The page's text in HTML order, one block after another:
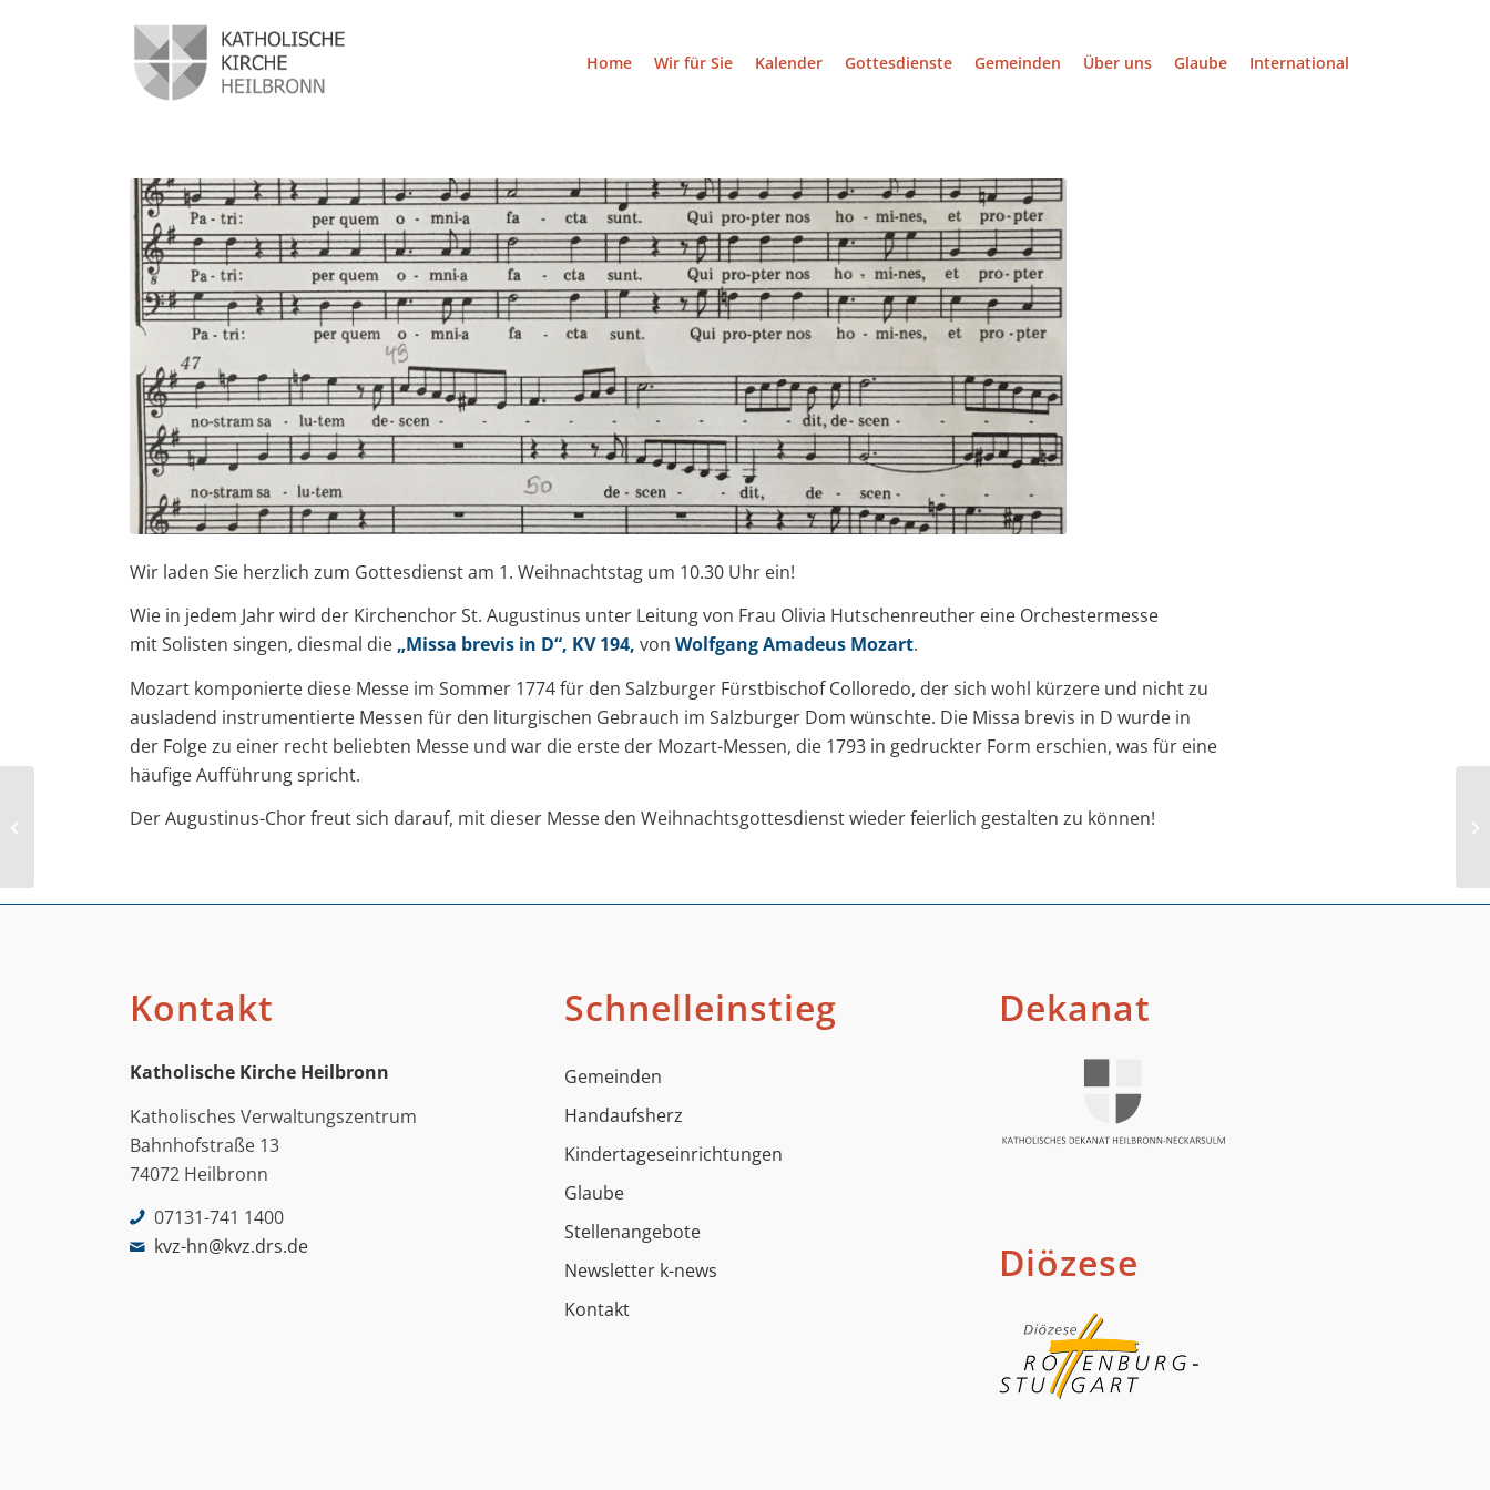
Home Wir für Sie Kalender Gottesdienste Gemeinden Über uns Glaube International
Wir laden Sie herzlich zum Gottesdienst am 1. Weihnachtstag um 10.30 Uhr ein!
Wie in jedem Jahr wird der Kirchenchor St. Augustinus unter Leitung von Frau Olivia Hutschenreuther eine Orchestermesse
mit Solisten singen, diesmal die „Missa brevis in D“, KV 194,von Wolfgang Amadeus Mozart.
Mozart komponierte diese Messe im Sommer 1774 für den Salzburger Fürstbischof Colloredo, der sich wohl kürzere und nicht zu
ausladend instrumentierte Messen für den liturgischen Gebrauch im Salzburger Dom wünschte. Die Missa brevis in D wurde in
der Folge zu einer recht beliebten Messe und war die erste der Mozart-Messen, die 1793 in gedruckter Form erschien, was für eine
häufige Aufführung spricht.
Der Augustinus-Chor freut sich darauf, mit dieser Messe den Weihnachtsgottesdienst wieder feierlich gestalten zu können!
Kontakt
Katholische Kirche Heilbronn
Katholisches Verwaltungszentrum
Bahnhofstraße 13
74072 Heilbronn
07131-741 1400
kvz-hn@kvz.drs.de
Schnelleinstieg
Gemeinden
Handaufsherz
Kindertageseinrichtungen
Glaube
Stellenangebote
Newsletter k-news
Kontakt
Dekanat
Diözese
Kinderkirche am 4.